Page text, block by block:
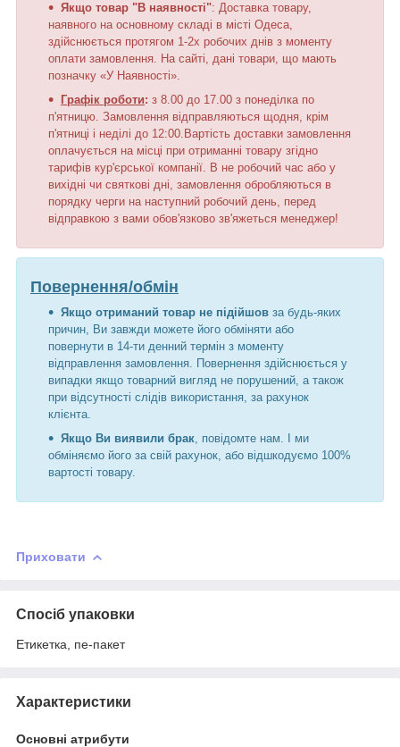
Якщо товар "В наявності": Доставка товару,
наявного на основному складі в місті Одеса,
здійснюється протягом 1-2х робочих днів з моменту
оплати замовлення. На сайті, дані товари, що мають
позначку «У Наявності».
Графік роботи: з 8.00 до 17.00 з понеділка по
п'ятницю. Замовлення відправляються щодня, крім
п'ятниці і неділі до 12:00.Вартість доставки замовлення
оплачується на місці при отриманні товару згідно
тарифів кур'єрської компанії. В не робочий час або у
вихідні чи святкові дні, замовлення обробляються в
порядку черги на наступний робочий день, перед
відправкою з вами обов'язково зв'яжеться менеджер!
Повернення/обмін
Якщо отриманий товар не підійшов за будь-яких
причин, Ви завжди можете його обміняти або
повернути в 14-ти денний термін з моменту
відправлення замовлення. Повернення здійснюється у
випадки якщо товарний вигляд не порушений, а також
при відсутності слідів використання, за рахунок
клієнта.
Якщо Ви виявили брак , повідомте нам. І ми
обміняємо його за свій рахунок, або відшкодуємо 100%
вартості товару.
Приховати
Спосіб упаковки
Етикетка, пе-пакет
Характеристики
Основні атрибути